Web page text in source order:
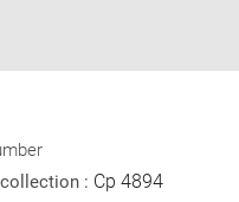
: Cp 4894